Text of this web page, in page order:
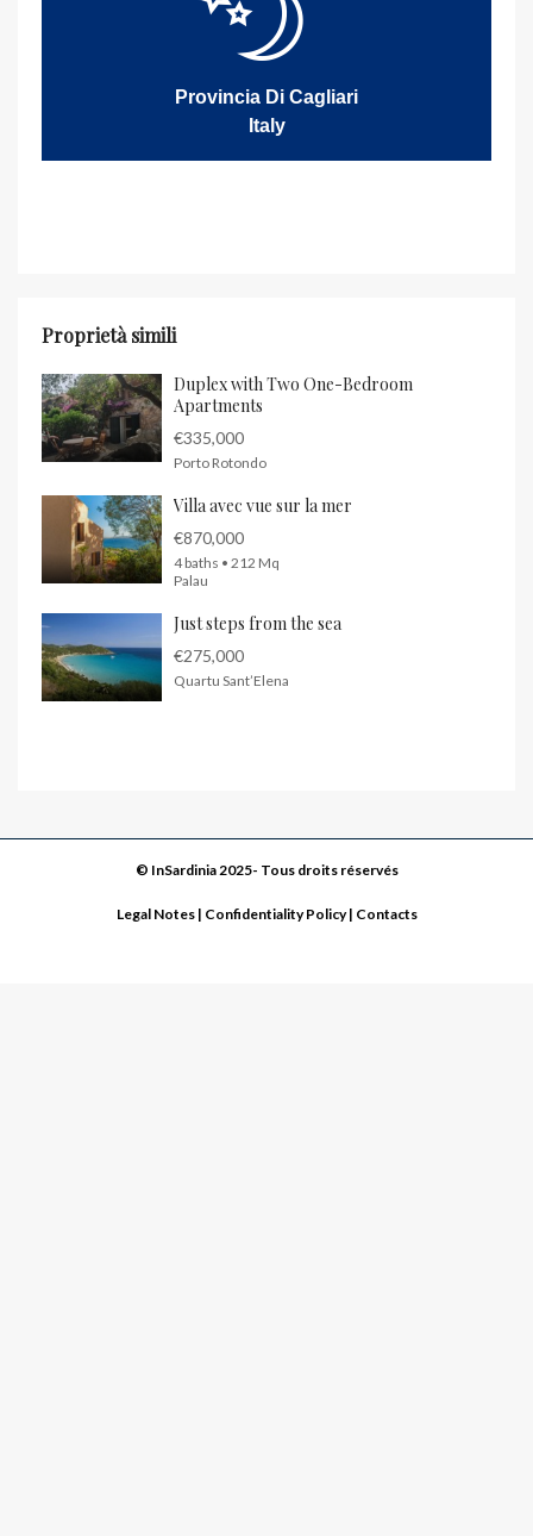
Provincia Di Cagliari
Italy
Proprietà simili
Duplex with Two One-Bedroom
Apartments
€335,000
Porto Rotondo
Villa avec vue sur la mer
€870,000
4 baths • 212 Mq
Palau
Just steps from the sea
€275,000
Quartu Sant’Elena
© InSardinia 2025- Tous droits réservés
Legal Notes| Confidentiality Policy| Contacts